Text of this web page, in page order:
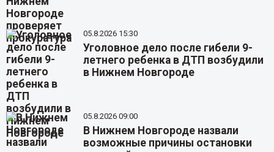
05.8.2026 15:30
Уголовное дело после гибели 9-
летнего ребенка в ДТП возбудили
в Нижнем Новгороде
05.8.2026 09:00
В Нижнем Новгороде назвали
возможные причины остановки